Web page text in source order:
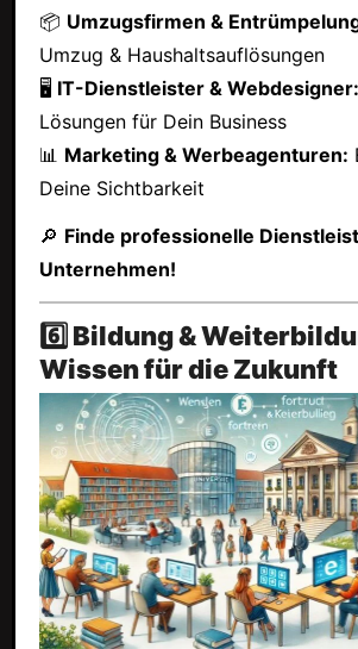
📦 Umzugsfirmen &
Umzug & Haushaltsauflösungen
🖥 IT-Dienstleister & Webdesigner:
Lösungen für Dein Business
📊 Marketing & Werbeagenturen:
Deine Sichtbarkeit
🔎 Finde professionelle
Unternehmen!
6️⃣ Bildung &
Wissen für die Zukunft